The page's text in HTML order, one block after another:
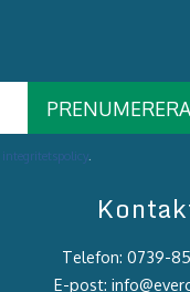
PRENUMERERA
integritetspolicy
Telefon: 0739-
E-post: